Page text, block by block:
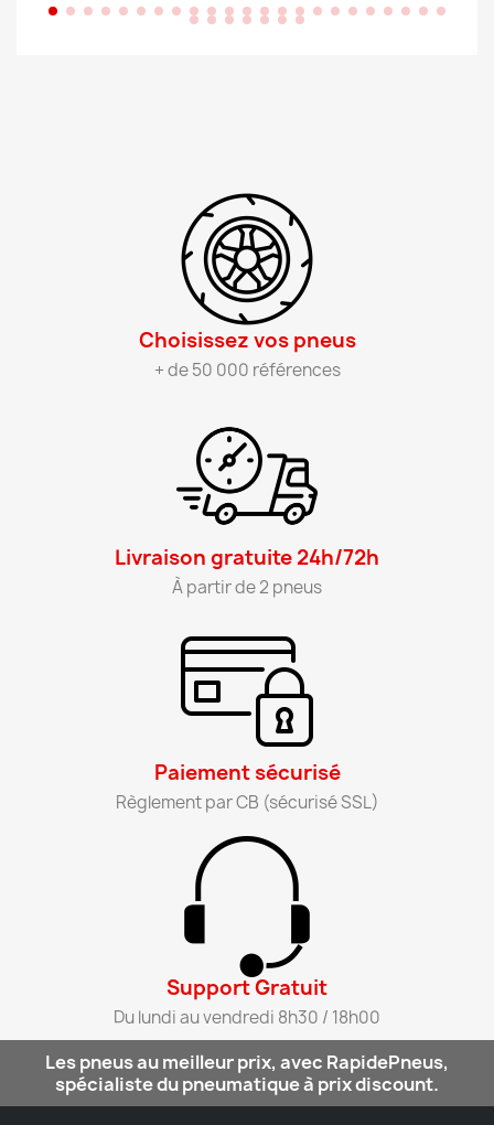
Choisissez vos pneus​
+ de 50 000 références
Livraison gratuite 24h/72h​
À partir de 2 pneus​
Paiement sécurisé​
Règlement par CB (sécurisé SSL)​
Support Gratuit​
Du lundi au vendredi 8h30 / 18h00​
Les pneus au meilleur prix, avec RapidePneus,
spécialiste du pneumatique à prix discount.